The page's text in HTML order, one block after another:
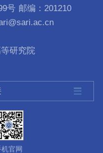
号 邮编：201210
研究院
机官网